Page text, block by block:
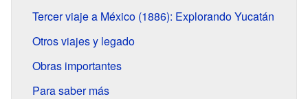
Tercer viaje a México (1886): Explorando Yucatán
Otros viajes y legado
Obras importantes
Para saber más